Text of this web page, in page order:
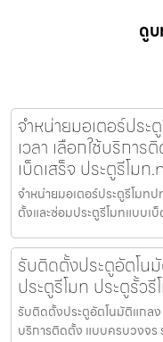
ดู
จำหน่ายมอเตอร์ปร
เวลา เลือกใช้บริกา
เบ็ดเสร็จ ประตูรีโมท
จำหน่ายมอเตอร์ประตูรีโมท
ตั้งและซ่อมประตูรีโมทแบบเ
รับติดตั้งประตูอัตโน
ประตูรีโมท ประตูรั้ว
รับติดตั้งประตูอัตโนมัติแกลง
บริการติดตั้ง แบบครบวงจร